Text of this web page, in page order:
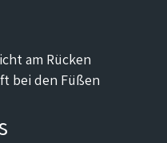
am Rücken
bei den Füßen